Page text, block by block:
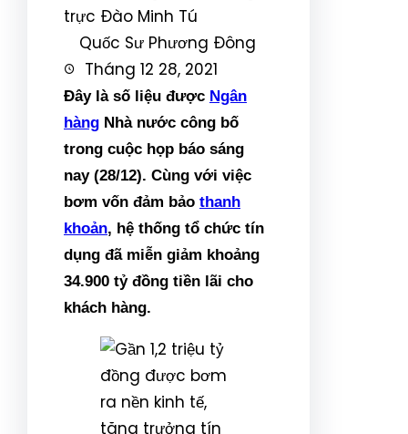
Quốc Sư Phương Đông
Tháng 12 28, 2021
Đây là số liệu được Ngân
hàng Nhà nước công bố
trong cuộc họp báo sáng
nay (28/12). Cùng với việc
bơm vốn đảm bảo thanh
khoản, hệ thống tổ chức tín
dụng đã miễn giảm khoảng
34.900 tỷ đồng tiền lãi cho
khách hàng.